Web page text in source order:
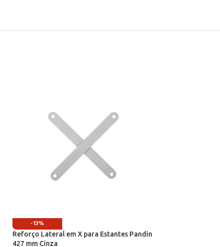
-13%
Reforço Lateral em X para Estantes Pandin
427 mm Cinza